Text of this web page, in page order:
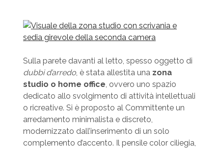
Sulla parete davanti al letto, spesso oggetto di
dubbi d’arredo, è stata allestita una zona
studio o home office , ovvero uno spazio
dedicato allo svolgimento di attività intellettuali
o ricreative. Si è proposto al Committente un
arredamento minimalista e discreto,
modernizzato dall’inserimento di un solo
complemento d’accento. Il pensile color ciliegia,